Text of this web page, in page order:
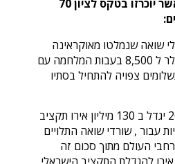
גרמניה לשנת 2023 אשר יוכרזו בטקס לציון 70
שואה שנמלטו מאוקראינה
בסך 12 מיליון דולר ל 8,500 בעבות המלחמה עם
צפויה להתחיל בסתיו
החל מינואר 2023 יגדל ב 130 מיליון אירו תקציב
עבור , שורדי שואה התלויים
העולם מתוך סכום זה